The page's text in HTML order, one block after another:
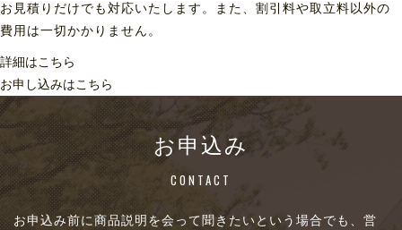
お見積りだけでも対応いたします。また、割引料や取立料以外の
費用は一切かかりません。
詳細はこちら
お申し込みはこちら
お申込み
CONTACT
お申込み前に商品説明を会って聞きたいという場合でも、営